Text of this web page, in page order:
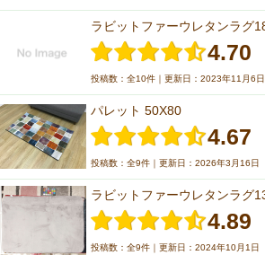
ラビットファーウレタンラグ
4.70
投稿数：全10件｜更新日：2023年11月6日
パレット 50X80
4.67
投稿数：全9件｜更新日：2026年3月16日
ラビットファーウレタンラグ
4.89
投稿数：全9件｜更新日：2024年10月1日